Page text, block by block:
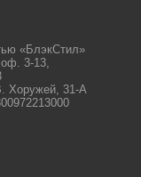
«БлэкСтил»
оф. 3-13,
Хоружей, 31-А